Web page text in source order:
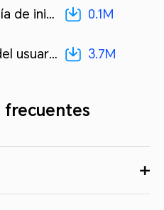
HONOR X8a 5G Guía de inicio rápido-(MagicUI 6.1_01,RBN-NX3,es-us)[ 0.1M ] 0.1M
HONOR X8a Guía del usuario-(Magic UI 6.1_01,es-us)[ 3.7M ] 3.7M
frecuentes